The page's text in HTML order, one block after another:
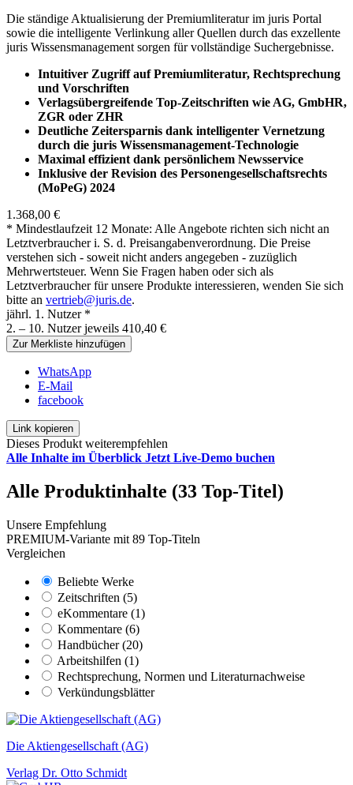
Die ständige Aktualisierung der Premiumliteratur im juris Portal
sowie die intelligente Verlinkung aller Quellen durch das exzellente
juris Wissensmanagement sorgen für vollständige Suchergebnisse.
Intuitiver Zugriff auf Premiumliteratur, Rechtsprechung
und Vorschriften
Verlagsübergreifende Top-Zeitschriften wie AG, GmbHR,
ZGR oder ZHR
Deutliche Zeitersparnis dank intelligenter Vernetzung
durch die juris Wissensmanagement-Technologie
Maximal effizient dank persönlichem Newsservice
Inklusive der Revision des Personengesellschaftsrechts
(MoPeG) 2024
1.368,00 €
* Mindestlaufzeit 12 Monate: Alle Angebote richten sich nicht an
Letztverbraucher i. S. d. Preisangabenverordnung. Die Preise
verstehen sich - soweit nicht anders angegeben - zuzüglich
Mehrwertsteuer. Wenn Sie Fragen haben oder sich als
Letztverbraucher für unsere Produkte interessieren, wenden Sie sich
bitte an vertrieb@juris.de.
jährl. 1. Nutzer *
2. – 10. Nutzer jeweils 410,40 €
Zur Merkliste hinzufügen
WhatsApp
E-Mail
facebook
Link kopieren
Dieses Produkt weiterempfehlen
Alle Inhalte im Überblick Jetzt Live-Demo buchen
Alle Produktinhalte (33 Top-Titel)
Unsere Empfehlung
PREMIUM-Variante mit 89 Top-Titeln
Vergleichen
Beliebte Werke
Zeitschriften (5)
eKommentare (1)
Kommentare (6)
Handbücher (20)
Arbeitshilfen (1)
Rechtsprechung, Normen und Literaturnachweise
Verkündungsblätter
Die Aktiengesellschaft (AG)
Verlag Dr. Otto Schmidt